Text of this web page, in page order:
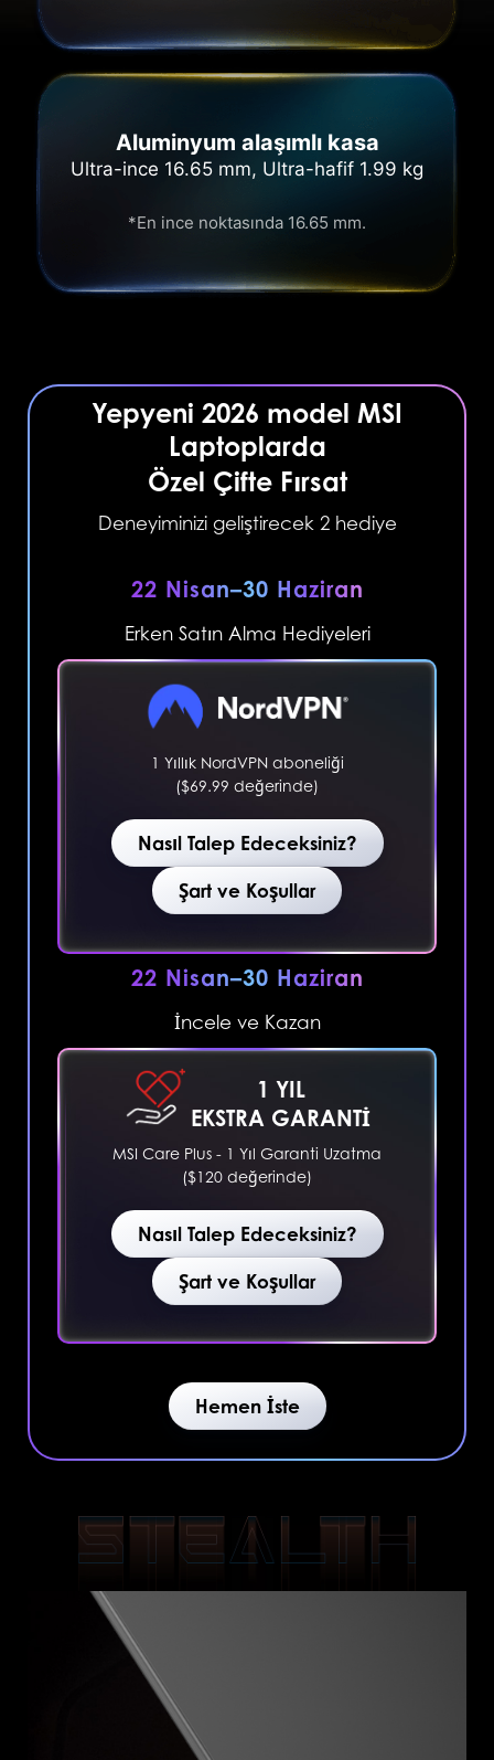
Aluminyum alaşımlı kasa
Ultra-ince 16.65 mm, Ultra-hafif 1.99 kg
*En ince noktasında 16.65 mm.
Yepyeni 2026 model MSI
Laptoplarda
Özel Çifte Fırsat
Deneyiminizi geliştirecek 2 hediye
22 Nisan–30 Haziran
Erken Satın Alma Hediyeleri
1 Yıllık NordVPN aboneliği
($69.99 değerinde)
Nasıl Talep Edeceksiniz?
Şart ve Koşullar
22 Nisan–30 Haziran
İncele ve Kazan
1 YIL
EKSTRA GARANTI
MSI Care Plus - 1 Yıl Garanti Uzatma
($120 değerinde)
Nasıl Talep Edeceksiniz?
Şart ve Koşullar
Hemen İste